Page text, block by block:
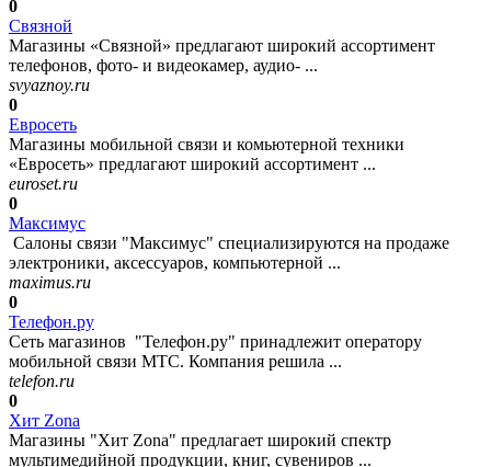
0
Связной
Магазины «Связной» предлагают широкий ассортимент
телефонов, фото- и видеокамер, аудио- ...
svyaznoy.ru
0
Евросеть
Магазины мобильной связи и комьютерной техники
«Евросеть» предлагают широкий ассортимент ...
euroset.ru
0
Максимус
Салоны связи "Максимус" специализируются на продаже
электроники, аксессуаров, компьютерной ...
maximus.ru
0
Телефон.ру
Сеть магазинов "Телефон.ру" принадлежит оператору
мобильной связи МТС. Компания решила ...
telefon.ru
0
Хит Zona
Магазины "Хит Zona" предлагает широкий спектр
мультимедийной продукции, книг, сувениров ...